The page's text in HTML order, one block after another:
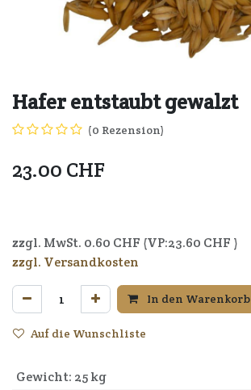
Hafer entstaubt gewalzt
(0 Rezension)
23.00 CHF
zzgl. MwSt. 0.60 CHF (VP:23.60 CHF )
zzgl. Versandkosten
In den Warenkorb
Auf die Wunschliste
Gewicht: 25 kg